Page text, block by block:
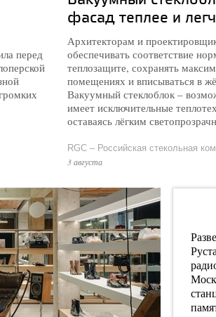
перед
фасад теплее и
Архитекторам и
обеспечивать соответствие
теплозащите, сохранять
помещениях и вписываться в
Вакуумный стеклоблок –
имеет исключительные
оставаясь лёгким
RGC – Российская стекольная
3 августа